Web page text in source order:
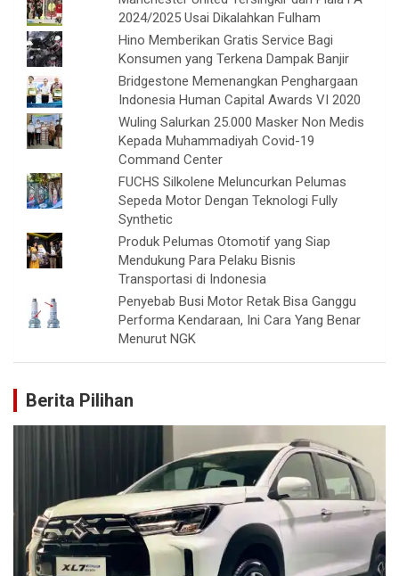
2024/2025 Usai Dikalahkan Fulham
Hino Memberikan Gratis Service Bagi
Konsumen yang Terkena Dampak Banjir
Bridgestone Memenangkan Penghargaan
Indonesia Human Capital Awards VI 2020
Wuling Salurkan 25.000 Masker Non Medis
Kepada Muhammadiyah Covid-19
Command Center
FUCHS Silkolene Meluncurkan Pelumas
Sepeda Motor Dengan Teknologi Fully
Synthetic
Produk Pelumas Otomotif yang Siap
Mendukung Para Pelaku Bisnis
Transportasi di Indonesia
Penyebab Busi Motor Retak Bisa Ganggu
Performa Kendaraan, Ini Cara Yang Benar
Menurut NGK
Berita Pilihan